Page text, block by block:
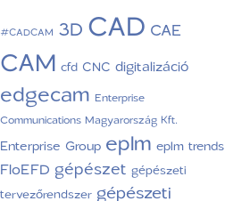
#CADCAM 3DCAD CAE
CAM cfd CNC digitalizáció
edgecam Enterprise
Communications Magyarország Kft.
Enterprise Group eplm eplm trends
FloEFD gépészet gépészeti
tervezőrendszer gépészeti